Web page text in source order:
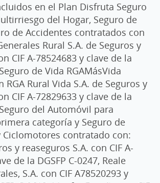
en el Plan Disfruta Seguro
del Hogar, Seguro de
de Accidentes contratados con
Rural S.A. de Seguros y
CIF A-78524683 y clave de la
de Vida RGAMásVida
Rural Vida S.A. de Seguros y
CIF A-72829633 y clave de la
Seguro del Automóvil para
categoría y Seguro de
Ciclomotores contratado con:
y reaseguros S.A. con CIF A-
de la DGSFP C-0247, Reale
S.A. con CIF A78520293 y